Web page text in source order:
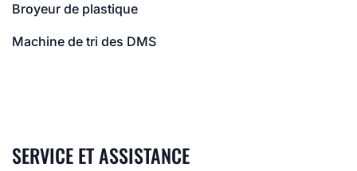
Broyeur de plastique
Machine de tri des DMS
SERVICE ET ASSISTANCE